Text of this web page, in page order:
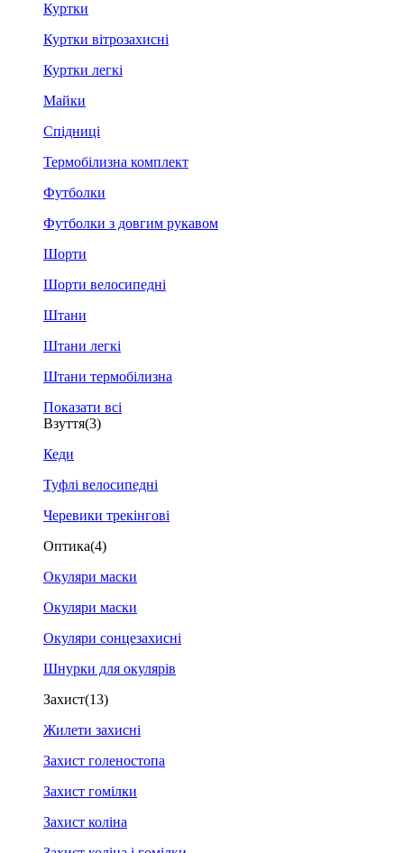
Куртки
Куртки вітрозахисні
Куртки легкі
Майки
Спідниці
Термобілизна комплект
Футболки
Футболки з довгим рукавом
Шорти
Шорти велосипедні
Штани
Штани легкі
Штани термобілизна
Показати всі
Взуття(3)
Кеди
Туфлі велосипедні
Черевики трекінгові
Оптика(4)
Окуляри маски
Окуляри маски
Окуляри сонцезахисні
Шнурки для окулярів
Захист(13)
Жилети захисні
Захист голеностопа
Захист гомілки
Захист коліна